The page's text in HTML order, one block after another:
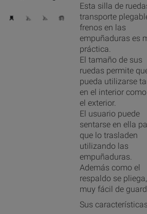
Esta silla de
transporte
frenos en las
empuñaduras es
práctica.
El tamaño de sus
ruedas permite
pueda utilizarse
en el interior
el exterior.
El usuario puede
sentarse en ella
que lo trasladen
utilizando las
empuñaduras.
Además como el
respaldo se
muy fácil de
Sus